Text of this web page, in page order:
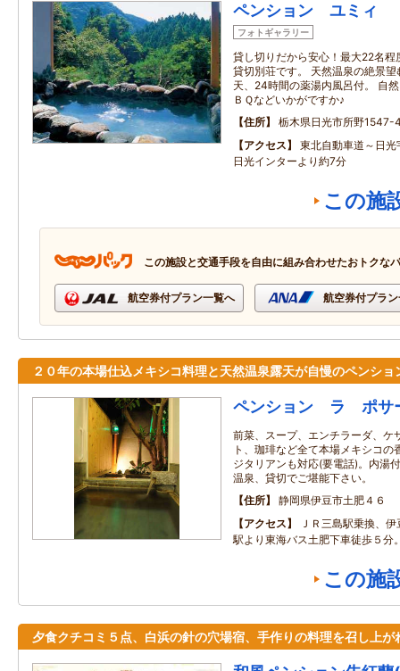
ペンション ユミィ
フォトギャラリー
貸し切りだから安心！最大22名
貸切別荘です。 天然温泉の絶景
天、24時間の薬湯内風呂付。 自
ＢＱなどいかがですか♪
住所
栃木県日光市所野1547-
アクセス
東北自動車道～日
日光インターより約7分
この施
この施設と交通手段を自由に組み合わせたおトクな
航空券付プラン一覧へ 航空券付プラ
２０年の本場仕込メキシコ料理と天然温泉露天が自慢のペンショ
ペンション ラ ポサ
前菜、スープ、エンチラーダ、ケ
ト、珈琲など全て本場メキシコ
ジタリアンも対応(要電話)。内湯
温泉、貸切でご堪能下さい。
住所
静岡県伊豆市土肥４６
アクセス
ＪＲ三島駅乗換、
駅より東海バス土肥下車徒歩５分
この施
夕食クチコミ５点、白浜の針の穴場宿、手作りの料理を召し上が